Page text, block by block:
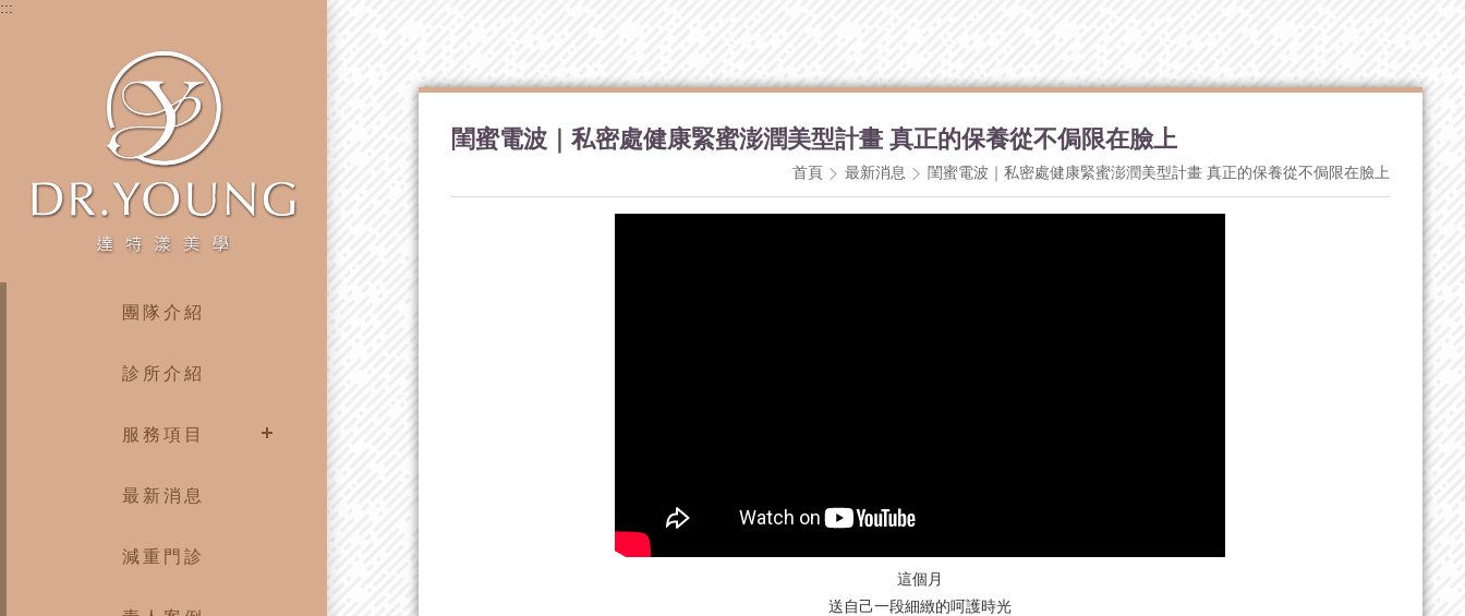
:::
團隊介紹
診所介紹
服務項目
最新消息
減重門診
閨蜜電波｜私密處健康緊蜜澎潤美型計畫 真正的保養從不侷限在臉上
首頁 最新消息 閨蜜電波｜私密處健康緊蜜澎潤美型計畫 真正的保養從不侷限在臉上
這個月
送自己一段細緻的呵護時光